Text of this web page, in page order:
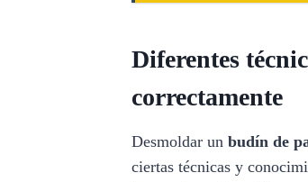
Diferentes
correctamente
Desmoldar un budín de
ciertas técnicas y